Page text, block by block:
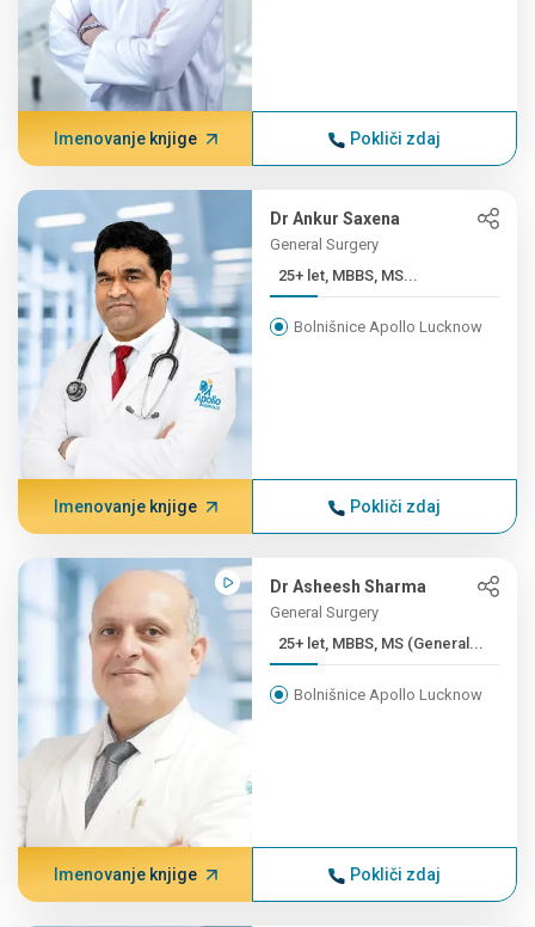
Imenovanje knjige Pokliči zdaj
Dr Ankur Saxena
General Surgery
25+ let, MBBS, MS...
Bolnišnice Apollo Lucknow
Imenovanje knjige Pokliči zdaj
Dr Asheesh Sharma
General Surgery
25+ let, MBBS, MS (General...
Bolnišnice Apollo Lucknow
Imenovanje knjige Pokliči zdaj